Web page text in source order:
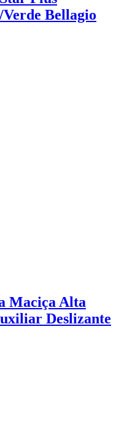
Verde Bellagio
Maciça Alta
Deslizante